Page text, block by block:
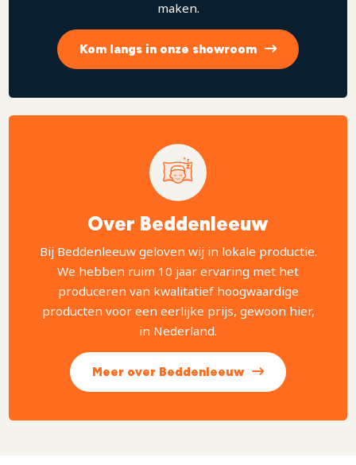
maken.
Kom langs in onze showroom
Over Beddenleeuw
Bij Beddenleeuw geloven wij in lokale productie.
We hebben ruim 10 jaar ervaring met het
produceren van kwalitatief hoogwaardige
producten voor een eerlijke prijs, gewoon hier,
in Nederland.
Meer over Beddenleeuw